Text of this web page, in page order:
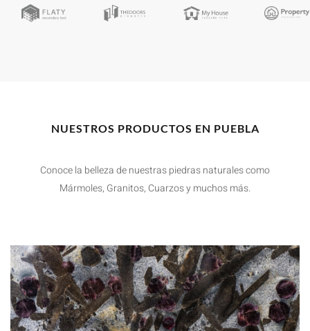
NUESTROS PRODUCTOS EN PUEBLA
Conoce la belleza de nuestras piedras naturales como
Mármoles, Granitos, Cuarzos y muchos más.